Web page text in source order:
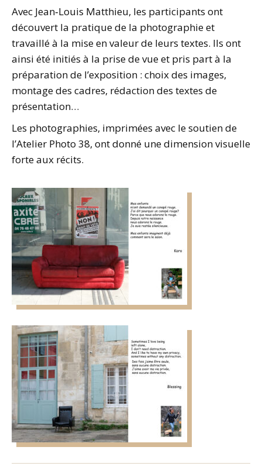
Avec Jean‑Louis Matthieu, les participants ont
découvert la pratique de la photographie et
travaillé à la mise en valeur de leurs textes. Ils ont
ainsi été initiés à la prise de vue et pris part à la
préparation de l’exposition : choix des images,
montage des cadres, rédaction des textes de
présentation…
Les photographies, imprimées avec le soutien de
l’Atelier Photo 38, ont donné une dimension visuelle
forte aux récits.